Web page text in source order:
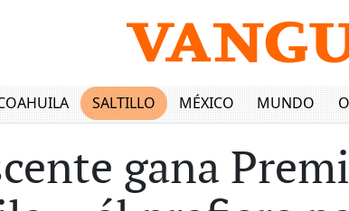
SALTILLO MÉXICO MUNDO
gana